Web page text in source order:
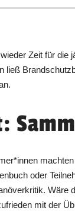
Zeit für die
ließ
oder
Wäre
mit der